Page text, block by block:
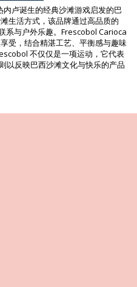
理说明
Augusto Terry
，或者卷起的时间太长。为什么？
内卢诞生的经典沙滩游戏启发的巴
生活方式，该品牌通过高品质的
系与户外乐趣。Frescobol Carioca
受，结合精湛工艺、平衡感与趣味
不仅仅是一项运动，它代表
以反映巴西沙滩文化与快乐的产品